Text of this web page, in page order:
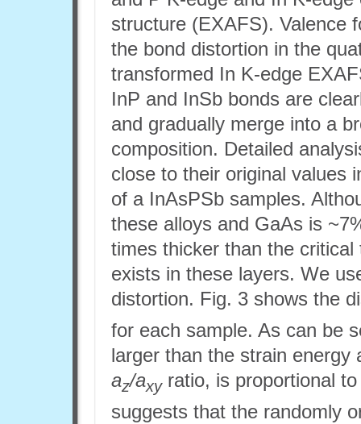
structure (EXAFS). Valence
the bond distortion in the
transformed In K-edge
InP and InSb bonds are
and gradually merge into a
composition. Detailed
close to their original values
of a InAsPSb samples.
these alloys and GaAs is
times thicker than the
exists in these layers. We
distortion. Fig. 3 shows the
for each sample. As can be
larger than the strain
az/axyratio, is proportional
suggests that the randomly